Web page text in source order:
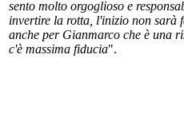
sento molto orgoglioso e
invertire la rotta, l'inizio non sarà
anche per Gianmarco che è una
c'è massima fiducia".